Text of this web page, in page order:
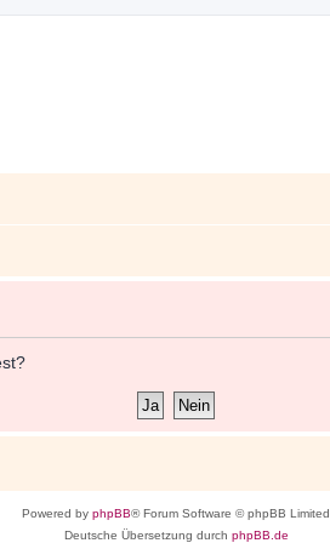
Powered by phpBB® Forum Software © phpBB Limited
Deutsche Übersetzung durch phpBB.de